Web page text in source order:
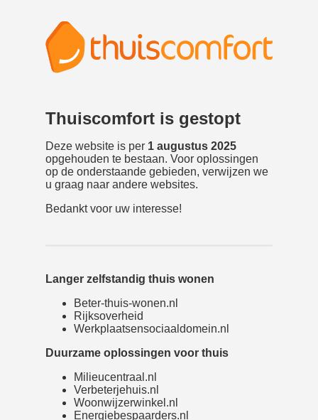
Thuiscomfort is gestopt
Deze website is per 1 augustus 2025
opgehouden te bestaan. Voor oplossingen
op de onderstaande gebieden, verwijzen we
u graag naar andere websites.
Bedankt voor uw interesse!
Langer zelfstandig thuis wonen
Beter-thuis-wonen.nl
Rijksoverheid
Werkplaatsensociaaldomein.nl
Duurzame oplossingen voor thuis
Milieucentraal.nl
Verbeterjehuis.nl
Woonwijzerwinkel.nl
Energiebespaarders.nl